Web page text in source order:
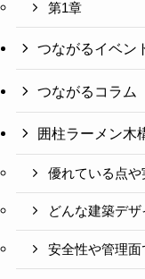
第1章
つながるイベン
つながるコラム
囲柱ラーメン木
優れている点
どんな建築デ
安全性や管理面